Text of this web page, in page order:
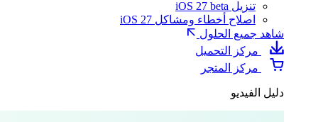
تنزيل iOS 27 beta
اصلاح أخطاء ومشاكل iOS 27
شاهد جميع الحلول
مركز التحميل
مركز المتجر
دليل الفيديو